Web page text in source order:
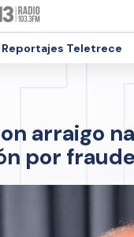
Reportajes Teletrece
arraigo
por